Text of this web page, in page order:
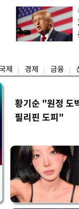
대토론회'에서는 정부의
이어졌다. 이날 토론회에
와 무주택 청년, 민간
에이터 등 50여 명이 참
제 경제 금융
황기순 "원정 도
필리핀 도피"